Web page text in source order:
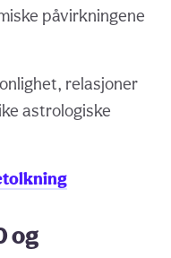
påvirkningene
relasjoner
astrologiske
og